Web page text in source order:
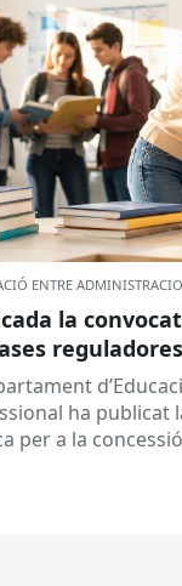
ENTRE
la
de
per al
de
ha publicat
per a la